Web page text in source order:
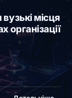
місця
організації